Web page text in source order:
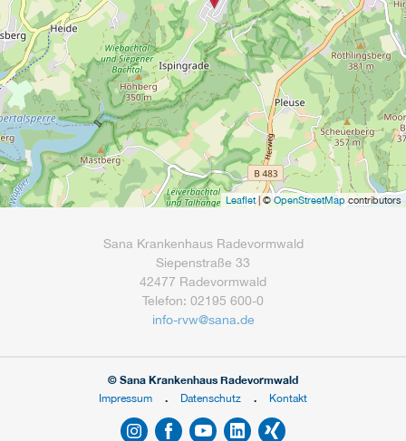
Leaflet| ©OpenStreetMapcontributors
Sana Krankenhaus Radevormwald
Siepenstraße 33
42477 Radevormwald
Telefon: 02195 600-0
info-rvw@sana.de
© Sana Krankenhaus Radevormwald
Impressum
Datenschutz Kontakt